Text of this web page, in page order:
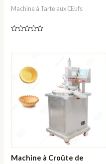
Machine à Tarte aux Œufs
5
Machine à Croûte de